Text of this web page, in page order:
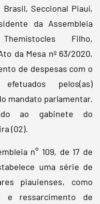
Seccional Piauí,
da Assembleia
Filho,
da Mesa nº 63/2020,
de despesas com o
pelos(as)
mandato parlamentar.
ao gabinete do
(02).
n° 109, de 17 de
uma série de
piauienses, como
e ressarcimento de